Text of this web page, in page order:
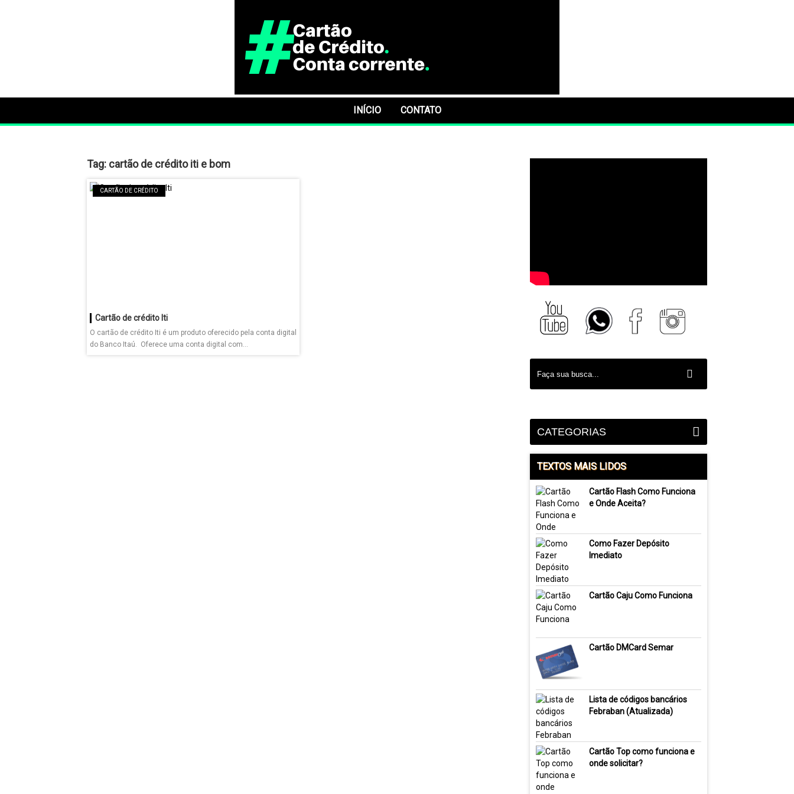
INÍCIO CONTATO
Tag: cartão de crédito iti e bom
CARTÃO DE CRÉDITO
Cartão de crédito Iti
O cartão de crédito Iti é um produto oferecido pela conta digital
do Banco Itaú. Oferece uma conta digital com...
CATEGORIAS
TEXTOS MAIS LIDOS
Cartão Flash Como Funciona
e Onde Aceita?
Como Fazer Depósito
Imediato
Cartão Caju Como Funciona
Cartão DMCard Semar
Lista de códigos bancários
Febraban (Atualizada)
Cartão Top como funciona e
onde solicitar?